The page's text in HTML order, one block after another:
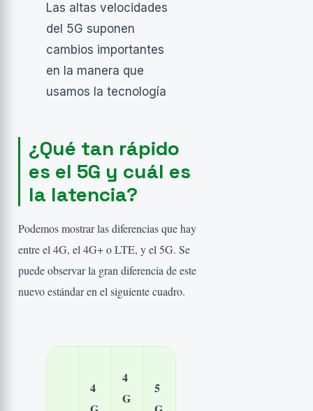
Las altas velocidades
del 5G suponen
cambios importantes
en la manera que
usamos la tecnología
¿Qué tan rápido
es el 5G y cuál es
la latencia?
Podemos mostrar las diferencias que hay
entre el 4G, el 4G+ o LTE, y el 5G. Se
puede observar la gran diferencia de este
nuevo estándar en el siguiente cuadro.
4
4
G
5